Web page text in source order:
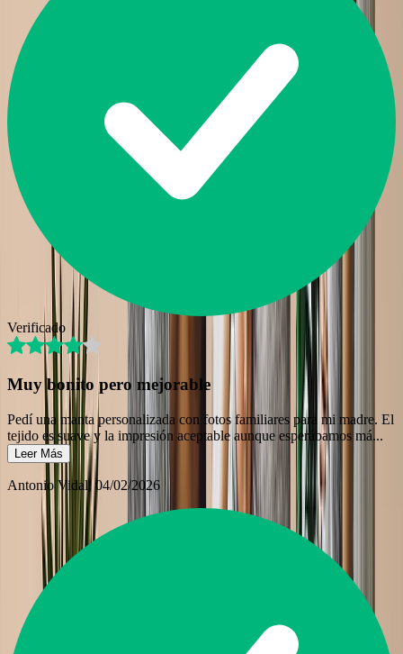
Verificado
Muy bonito pero mejorable
Pedí una manta personalizada con fotos familiares para mi madre. El
tejido es suave y la impresión aceptable aunque esperábamos má...
Leer Más
Antonio Vidal, 04/02/2026